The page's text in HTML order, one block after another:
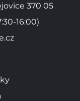
370 05
16:00)